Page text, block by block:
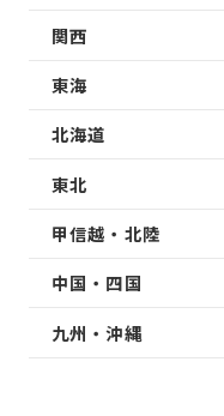
関西
東海
北海道
東北
甲信越・北陸
中国・四国
九州・沖縄